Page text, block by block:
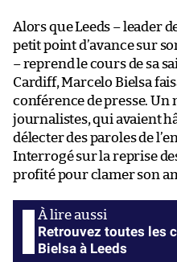
Alors que Leeds – leader
petit point d’avance sur
– reprend le cours de sa
Cardiff, Marcelo Bielsa
conférence de presse. Un
journalistes, qui avaient
délecter des paroles de
Interrogé sur la reprise
profité pour clamer son
Retrouvez toutes les
Bielsa à Leeds